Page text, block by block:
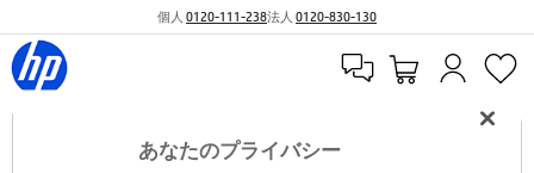
個人 0120-111-238法人 0120-830-130
あなたのプライバシー